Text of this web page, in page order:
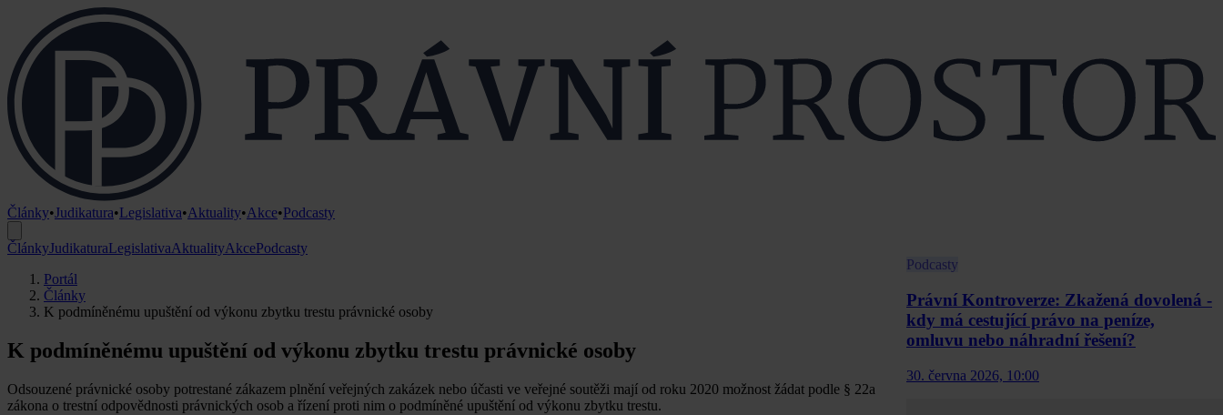
Články•Judikatura•Legislativa•Aktuality•Akce•Podcasty
ČlánkyJudikaturaLegislativaAktualityAkcePodcasty
Portál
Články
K podmíněnému upuštění od výkonu zbytku trestu právnické osoby
K podmíněnému upuštění od výkonu zbytku trestu právnické osoby
Odsouzené právnické osoby potrestané zákazem plnění veřejných zakázek nebo účasti ve veřejné soutěži mají od roku 2020 možnost žádat podle § 22a
zákona o trestní odpovědnosti právnických osob a řízení proti nim o podmíněné upuštění od výkonu zbytku trestu.
Podcasty
Právní Kontroverze: Zkažená dovolená -
kdy má cestující právo na peníze,
omluvu nebo náhradní řešení?
30. června 2026, 10:00